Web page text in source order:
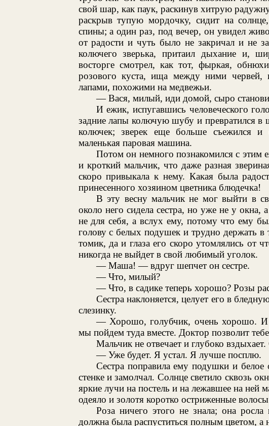
свой шар, как паук, раскинув хитрую
раскрыв тупую мордочку, сидит на
спины; а один раз, под вечер, он увидел
от радости и чуть было не закричал и не
колючего зверька, притаил дыхание и,
восторге смотрел, как тот, фыркая,
розового куста, ища между ними червей,
лапами, похожими на медвежьи.
— Вася, милый, иди домой, сыро
И ежик, испугавшись человеческого
задние лапы колючую шубу и превратился в
колючек; зверек еще больше съежился и
маленькая паровая машина.
Потом он немного познакомился с
и кроткий мальчик, что даже разная
скоро привыкала к нему. Какая была
принесенного хозяином цветника блюдечка!
В эту весну мальчик не мог выйти в
около него сидела сестра, но уже не у окна,
не для себя, а вслух ему, потому что ему
голову с белых подушек и трудно держать
томик, да и глаза его скоро утомлялись
никогда не выйдет в свой любимый уголок.
— Маша! — вдруг шепчет он сестре.
— Что, милый?
— Что, в садике теперь хорошо? Розы
Сестра наклоняется, целует его в
слезинку.
— Хорошо, голубчик, очень хорошо. И
мы пойдем туда вместе. Доктор позволит
Мальчик не отвечает и глубоко вздыхает.
— Уже будет. Я устал. Я лучше посплю.
Сестра поправила ему подушки и белое
стенке и замолчал. Солнце светило сквозь
яркие лучи на постель и на лежавшее на ней
одеяло и золотя коротко остриженные
Роза ничего этого не знала; она
должна была распуститься полным цветом, а